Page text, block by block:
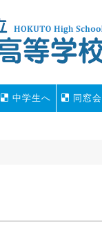
中学生へ 同窓会